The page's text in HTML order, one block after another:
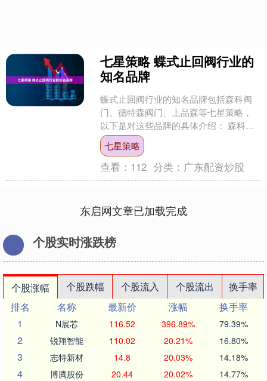
七星策略 蝶式止回阀行业的
知名品牌
蝶式止回阀行业的知名品牌包括森科阀
门、德特森阀门、上品森等七星策略，
以下是对这些品牌的具体介绍： 森科阀
门（SKFMC）：福建森科阀门制造有限
公司旗下品牌，在全....
七星策略
查看： 112 分类： 广东配资炒股
东启网文章已加载完成
个股实时涨跌榜
个股涨幅 个股跌幅 个股流入 个股流出
换手率
排名
名称 最新价 涨幅
换手率
1
N展芯 116.52 396.89% 79.39%
2 锐翔智能 110.02 20.21% 16.80%
3 志特新材 14.8 20.03% 14.18%
4 博腾股份 20.44 20.02% 14.77%